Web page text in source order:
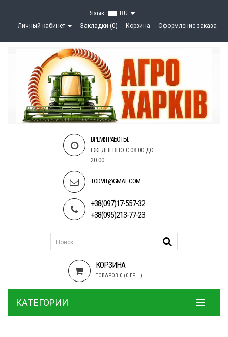
Язык
RU
Личный кабинет
Закладки (0) Корзина Оформление заказа
ВРЕМЯ РАБОТЫ:
ЕЖЕДНЕВНО С 08:00 ДО
20:00
TOD.VIT@GMAIL.COM
+38(097)17-557-32
+38(095)213-77-23
КОРЗИНА
ТОВАРОВ 0 (0 ГРН.)
КАТЕГОРИИ